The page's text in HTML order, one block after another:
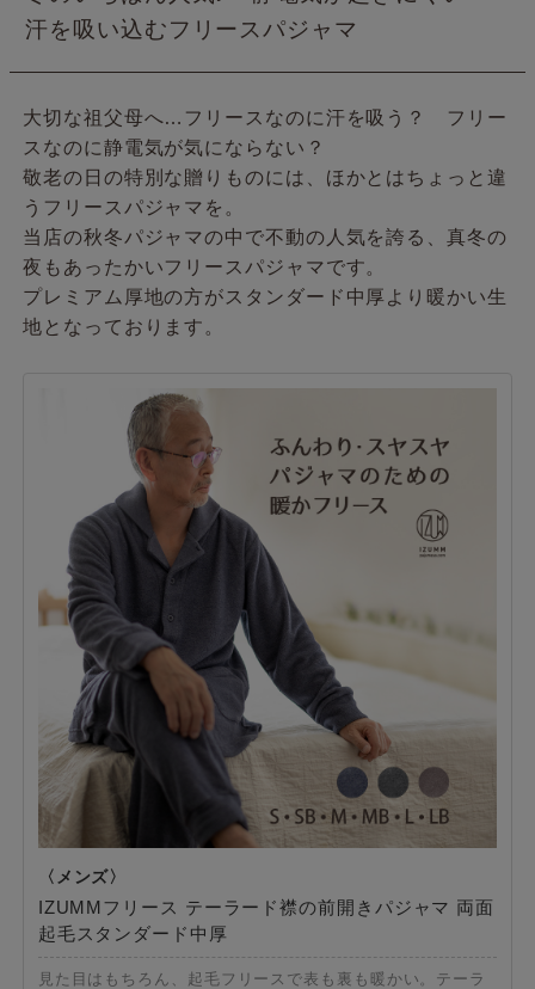
汗を吸い込むフリースパジャマ
大切な祖父母へ…フリースなのに汗を吸う？ フリー
スなのに静電気が気にならない？
敬老の日の特別な贈りものには、ほかとはちょっと違
うフリースパジャマを。
当店の秋冬パジャマの中で不動の人気を誇る、真冬の
夜もあったかいフリースパジャマです。
プレミアム厚地の方がスタンダード中厚より暖かい生
地となっております。
IZUMMフリース テーラード襟の前開きパジャマ 両面
起毛スタンダード中厚
見た目はもちろん、起毛フリースで表も裏も暖かい。テーラ